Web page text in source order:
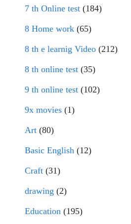
7 th Online test (184)
8 Home work (65)
8 th e learnig Video (212)
8 th online test (35)
9 th online test (102)
9x movies (1)
Art (80)
Basic English (12)
Craft (31)
drawing (2)
Education (195)